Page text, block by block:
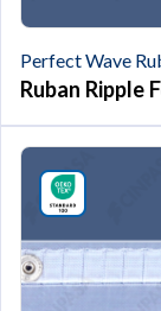
Perfect Wave
Ruban Ripple